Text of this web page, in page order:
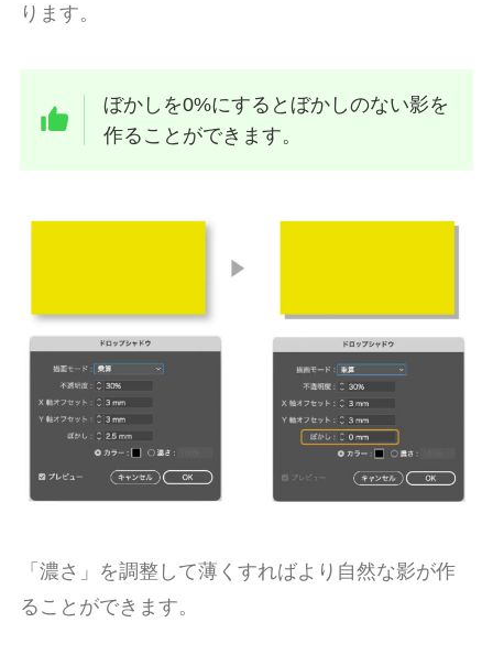
ります。
ぼかしを0%にするとぼかしのない影を
作ることができます。
「濃さ」を調整して薄くすればより自然な影が作
ることができます。